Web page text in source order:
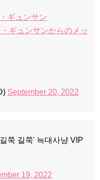
ギュンサン
ギュンサンからのメッ
September 20, 2022
길쭉 길쭉' 늑대사냥 VIP
19, 2022